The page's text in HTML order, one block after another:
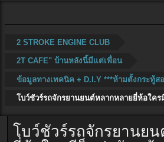
2 STROKE ENGINE CLUB
2T CAFE" บ้านหลังนี้มีแต่เพื่อน
ข้อมูลทางเทคนิค + D.I.Y ***ห้ามตั้งกระทู้ส
โบว์ชัวร์รถจักรยานยนต์หลากหลายยี่ห้อใค
โบว์ชัวร์รถจักรยานย